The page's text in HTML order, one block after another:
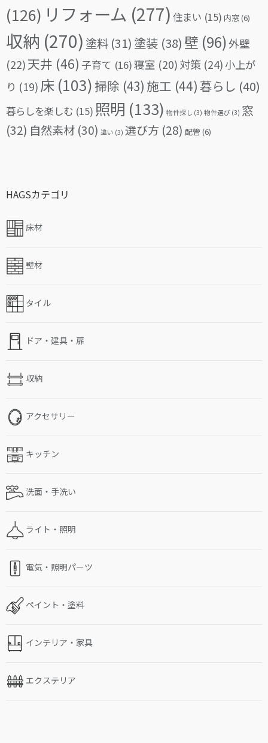
(126) リフォーム (277) 住まい (15) 内窓(6)
収納 (270) 塗料 (31) 塗装 (38) 壁 (96)外壁
(22)天井 (46) 子育て (16)寝室 (20) 対策 (24)小上が
り (19) 床 (103)掃除 (43) 施工 (44) 暮らし (40)
暮らしを楽しむ (15) 照明 (133) 物件探し (3) 物件選び (3) 窓
(32) 自然素材 (30) 違い (3) 選び方 (28) 配管(6)
HAGSカテゴリ
床材
壁材
タイル
ドア・建具・扉
収納
アクセサリー
キッチン
洗面・手洗い
ライト・照明
電気・照明パーツ
ペイント・塗料
インテリア・家具
エクステリア